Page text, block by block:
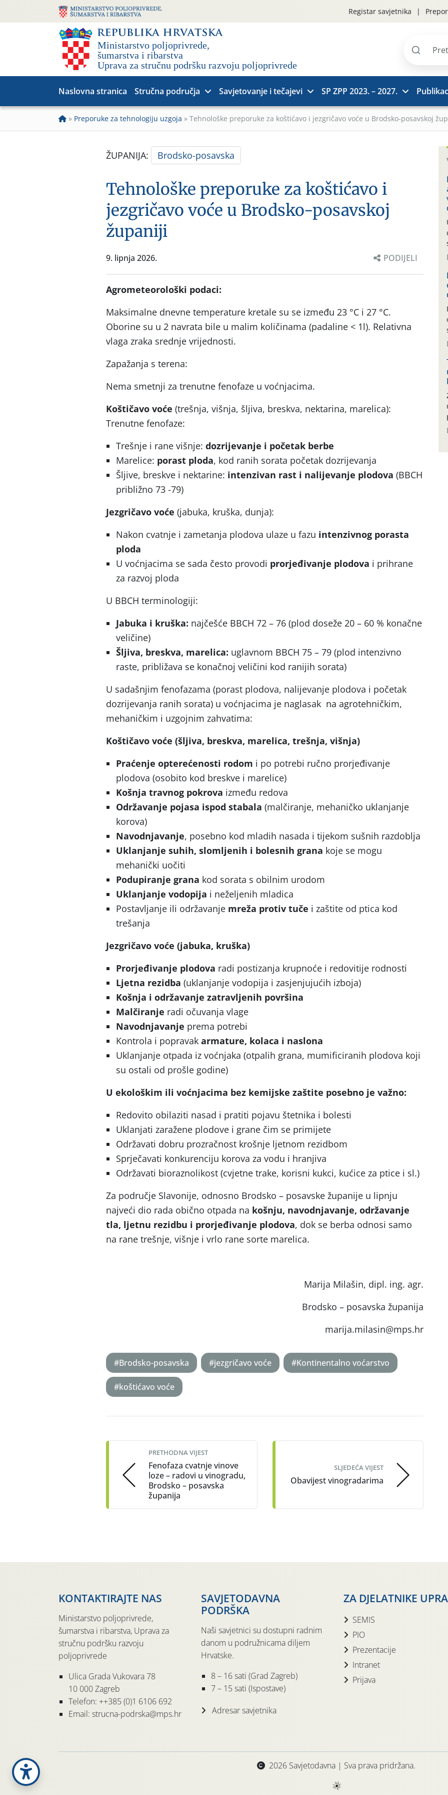
Registar savjetnika
Pretraži
Naslovna stranica Stručna područja Savjetovanje i tečajevi SP ZPP 2023. – 2027.
» Preporuke za tehnologiju uzgoja » Tehnološke preporuke za koštićavo i jezgričavo voće u Brodsko-posavskoj
ŽUPANIJA: Brodsko-posavska
Tehnološke preporuke za koštićavo i
jezgričavo voće u Brodsko-posavskoj
županiji
9. lipnja 2026. PODIJELI
Agrometeorološki podaci:
Maksimalne dnevne temperature kretale su se između 23 °C i 27 °C.
Oborine su u 2 navrata bile u malim količinama (padaline < 1l). Relativna
vlaga zraka srednje vrijednosti.
Zapažanja s terena:
Nema smetnji za trenutne fenofaze u voćnjacima.
Koštičavo voće (trešnja, višnja, šljiva, breskva, nektarina, marelica):
Trenutne fenofaze:
Trešnje i rane višnje: dozrijevanje i početak berbe
Marelice: porast ploda, kod ranih sorata početak dozrijevanja
Šljive, breskve i nektarine: intenzivan rast i nalijevanje plodova (BBCH
približno 73 -79)
Jezgričavo voće (jabuka, kruška, dunja):
Nakon cvatnje i zametanja plodova ulaze u fazu intenzivnog porasta
ploda
U voćnjacima se sada često provodi prorjeđivanje plodova i prihrane
za razvoj ploda
U BBCH terminologiji:
Jabuka i kruška: najčešće BBCH 72 – 76 (plod doseže 20 – 60 % konačne
veličine)
Šljiva, breskva, marelica: uglavnom BBCH 75 – 79 (plod intenzivno
raste, približava se konačnoj veličini kod ranijih sorata)
U sadašnjim fenofazama (porast plodova, nalijevanje plodova i početak
dozrijevanja ranih sorata) u voćnjacima je naglasak na agrotehničkim,
mehaničkim i uzgojnim zahvatima:
Koštičavo voće (šljiva, breskva, marelica, trešnja, višnja)
Praćenje opterećenosti rodom i po potrebi ručno prorjeđivanje
plodova (osobito kod breskve i marelice)
Košnja travnog pokrova između redova
Održavanje pojasa ispod stabala (malčiranje, mehaničko uklanjanje
korova)
Navodnjavanje, posebno kod mladih nasada i tijekom sušnih razdoblja
Uklanjanje suhih, slomljenih i bolesnih grana koje se mogu
mehanički uočiti
Podupiranje grana kod sorata s obilnim urodom
Uklanjanje vodopija i neželjenih mladica
Postavljanje ili održavanje mreža protiv tuče i zaštite od ptica kod
trešanja
Jezgričavo voće (jabuka, kruška)
Prorjeđivanje plodova radi postizanja krupnoće i redovitije rodnosti
Ljetna rezidba (uklanjanje vodopija i zasjenjujućih izboja)
Košnja i održavanje zatravljenih površina
Malčiranje radi očuvanja vlage
Navodnjavanje prema potrebi
Kontrola i popravak armature, kolaca i naslona
Uklanjanje otpada iz voćnjaka (otpalih grana, mumificiranih plodova koji
su ostali od prošle godine)
U ekološkim ili voćnjacima bez kemijske zaštite posebno je važno:
Redovito obilaziti nasad i pratiti pojavu štetnika i bolesti
Uklanjati zaražene plodove i grane čim se primijete
Održavati dobru prozračnost krošnje ljetnom rezidbom
Sprječavati konkurenciju korova za vodu i hranjiva
Održavati bioraznolikost (cvjetne trake, korisni kukci, kućice za ptice i sl.)
Za područje Slavonije, odnosno Brodsko – posavske županije u lipnju
najveći dio rada obično otpada na košnju, navodnjavanje, održavanje
tla, ljetnu rezidbu i prorjeđivanje plodova, dok se berba odnosi samo
na rane trešnje, višnje i vrlo rane sorte marelica.
Marija Milašin, dipl. ing. agr.
Brodsko – posavska županija
marija.milasin@mps.hr
#Brodsko-posavska #jezgričavo voće #Kontinentalno voćarstvo
#koštićavo voće
navigation
PRETHODNA VIJEST
Fenofaza cvatnje vinove
loze – radovi u vinogradu,
Brodsko – posavska
županija
SLJEDEĆA VIJEST
Obavijest vinogradarima
KONTAKTIRAJTE NAS
Ministarstvo poljoprivrede,
šumarstva i ribarstva, Uprava za
stručnu podršku razvoju
poljoprivrede
Ulica Grada Vukovara 78
10 000 Zagreb
Telefon: ++385 (0)1 6106 692
Email: strucna-podrska@mps.hr
SAVJETODAVNA
PODRŠKA
Naši savjetnici su dostupni radnim
danom u podružnicama diljem
Hrvatske.
8 – 16 sati (Grad Zagreb)
7 – 15 sati (Ispostave)
Adresar savjetnika
ZA DJELATNIKE
SEMIS
PIO
Prezentacije
Intranet
Prijava
2026 Savjetodavna | Sva prava pridržana.